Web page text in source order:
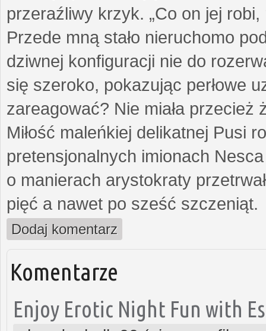
przeraźliwy krzyk. „Co on jej
Przede mną stało nieruchomo
dziwnej konfiguracji nie do
się szeroko, pokazując perłowe
zareagować? Nie miała przecież
Miłość maleńkiej delikatnej Pusi
pretensjonalnych imionach
o manierach arystokraty
pięć a nawet po sześć szczeniąt.
Dodaj komentarz
Komentarze
Enjoy Erotic Night Fun with